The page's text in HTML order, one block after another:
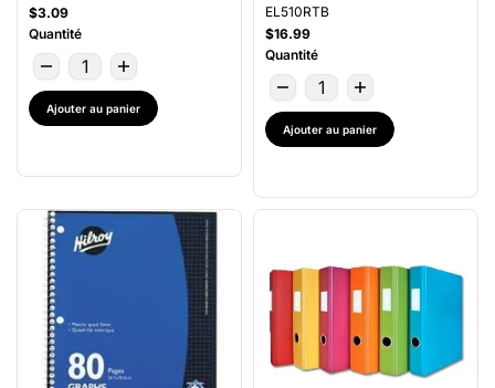
$3.09
Quantité
Ajouter au panier
EL510RTB
$16.99
Quantité
Ajouter au panier